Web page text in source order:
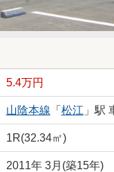
5.4万円
山陰本線 「 松江 」駅
1R(32.34㎡)
2011年 3月(築15年)